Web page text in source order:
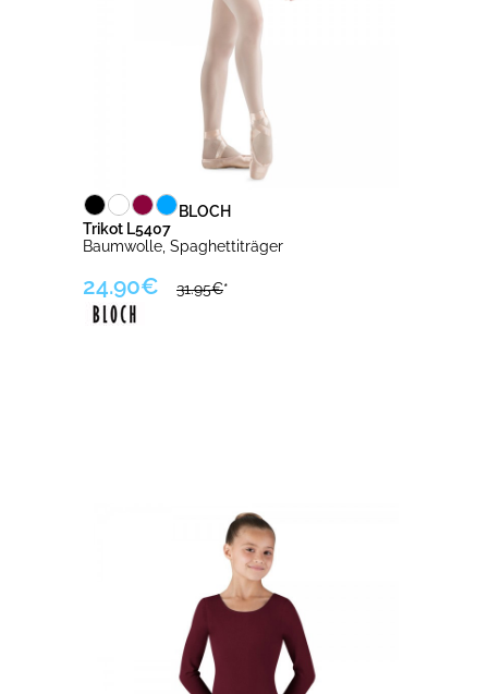
BLOCH
Trikot L5407
Baumwolle, Spaghettiträger
24.90€ 31.95€*